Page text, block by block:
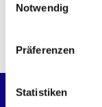
Notwendig
Präferenzen
Statistiken